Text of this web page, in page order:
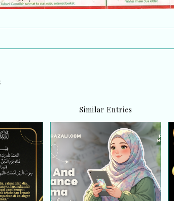
Similar Entries
pergi
Home Fragrance Aroma |
Unboxing Malaysia